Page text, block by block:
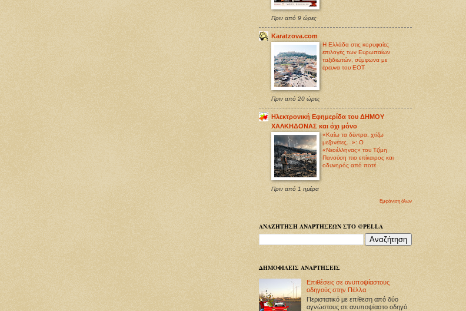
Πριν από 9 ώρες
Karatzova.com
Η Ελλάδα στις κορυφαίες
επιλογές των Ευρωπαίων
ταξιδιωτών, σύμφωνα με
έρευνα του ΕΟΤ
Πριν από 20 ώρες
Ηλεκτρονική Εφημερίδα του ΔΗΜΟΥ
ΧΑΛΚΗΔΟΝΑΣ και όχι μόνο
«Καίω τα δέντρα, χτίζω
μεζονέτες...»: Ο
«Νεοέλληνας» του Τζίμη
Πανούση πιο επίκαιρος και
οδυνηρός από ποτέ
Πριν από 1 ημέρα
Εμφάνιση όλων
ΑΝΑΖΗΤΗΣΗ ΑΝΑΡΤΗΣΕΩΝ ΣΤΟ @PELLA
ΔΗΜΟΦΙΛΕΙΣ ΑΝΑΡΤΗΣΕΙΣ
Επιθέσεις σε ανυποψίαστους
οδηγούς στην Πέλλα
Περιστατικό με επίθεση από δύο
αγνώστους σε ανυποψίαστο οδηγό